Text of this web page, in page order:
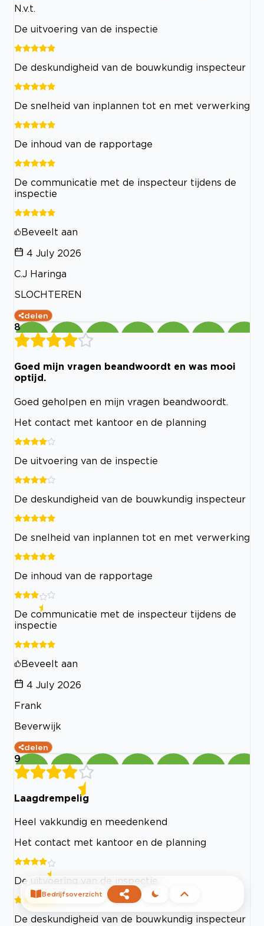
N.v.t.
De uitvoering van de inspectie
De deskundigheid van de bouwkundig inspecteur
De snelheid van inplannen tot en met verwerking
De inhoud van de rapportage
De communicatie met de inspecteur tijdens de
inspectie
Beveelt aan
4 July 2026
C.J Haringa
SLOCHTEREN
delen
8
Goed mijn vragen beandwoordt en was mooi
optijd.
Goed geholpen en mijn vragen beandwoordt.
Het contact met kantoor en de planning
De uitvoering van de inspectie
De deskundigheid van de bouwkundig inspecteur
De snelheid van inplannen tot en met verwerking
De inhoud van de rapportage
De communicatie met de inspecteur tijdens de
inspectie
Beveelt aan
4 July 2026
Frank
Beverwijk
delen
9
Laagdrempelig
Heel vakkundig en meedenkend
Het contact met kantoor en de planning
De uitvoering van de inspectie
De deskundigheid van de bouwkundig inspecteur
Bedrijfsoverzicht